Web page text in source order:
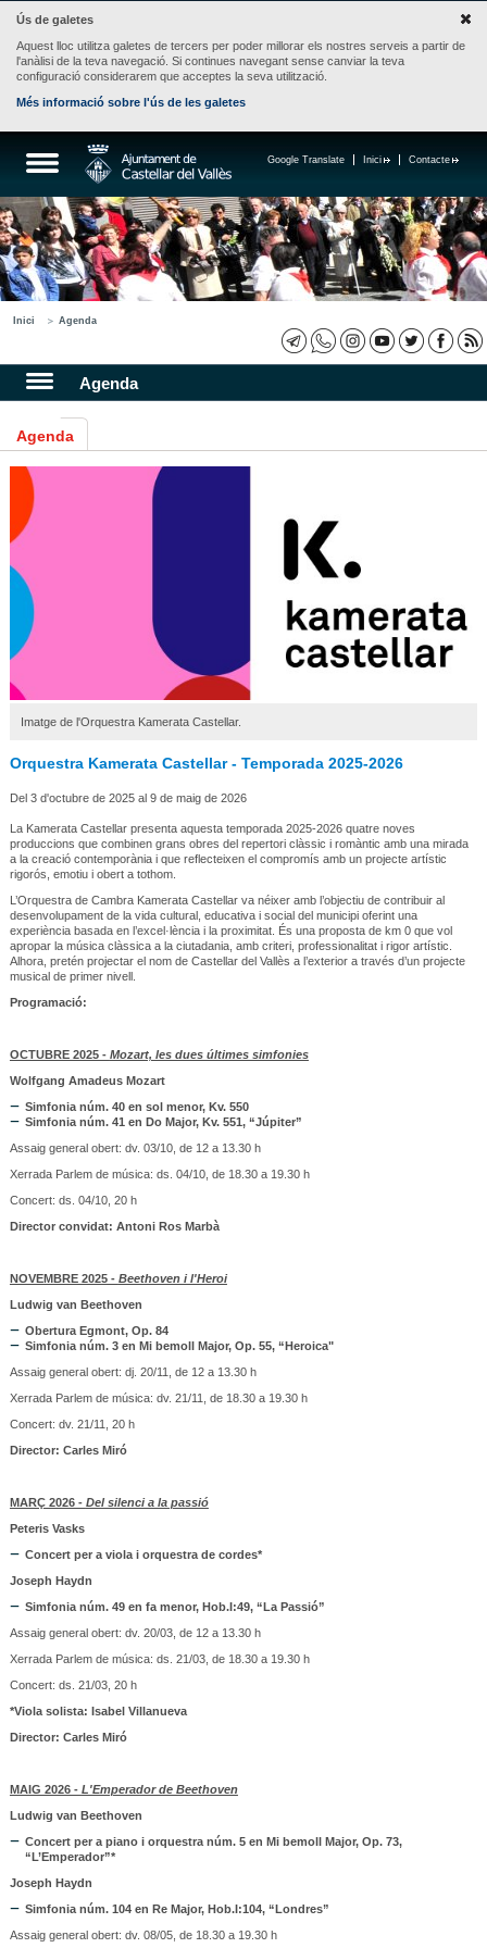
Ús de galetes
Aquest lloc utilitza galetes de tercers per poder millorar els nostres serveis a partir de
l'anàlisi de la teva navegació. Si continues navegant sense canviar la teva
configuració considerarem que acceptes la seva utilització.
Més informació sobre l'ús de les galetes
Contacte
Inici
Google Translate
Inici Agenda
Agenda
Agenda
Imatge de l'Orquestra Kamerata Castellar.
Orquestra Kamerata Castellar - Temporada 2025-2026
Del 3 d'octubre de 2025 al 9 de maig de 2026
La Kamerata Castellar presenta aquesta temporada 2025-2026 quatre noves
produccions que combinen grans obres del repertori clàssic i romàntic amb una mirada
a la creació contemporània i que reflecteixen el compromís amb un projecte artístic
rigorós, emotiu i obert a tothom.
L’Orquestra de Cambra Kamerata Castellar va néixer amb l’objectiu de contribuir al
desenvolupament de la vida cultural, educativa i social del municipi oferint una
experiència basada en l’excel·lència i la proximitat. És una proposta de km 0 que vol
apropar la música clàssica a la ciutadania, amb criteri, professionalitat i rigor artístic.
Alhora, pretén projectar el nom de Castellar del Vallès a l’exterior a través d’un projecte
musical de primer nivell.
Programació:
OCTUBRE 2025 - Mozart, les dues últimes simfonies
Wolfgang Amadeus Mozart
Simfonia núm. 40 en sol menor, Kv. 550
Simfonia núm. 41 en Do Major, Kv. 551, “Júpiter”
Assaig general obert: dv. 03/10, de 12 a 13.30 h
Xerrada Parlem de música: ds. 04/10, de 18.30 a 19.30 h
Concert: ds. 04/10, 20 h
Director convidat: Antoni Ros Marbà
NOVEMBRE 2025 - Beethoven i l'Heroi
Ludwig van Beethoven
Obertura Egmont, Op. 84
Simfonia núm. 3 en Mi bemoll Major, Op. 55, “Heroica"
Assaig general obert: dj. 20/11, de 12 a 13.30 h
Xerrada Parlem de música: dv. 21/11, de 18.30 a 19.30 h
Concert: dv. 21/11, 20 h
Director: Carles Miró
MARÇ 2026 - Del silenci a la passió
Peteris Vasks
Concert per a viola i orquestra de cordes*
Joseph Haydn
Simfonia núm. 49 en fa menor, Hob.I:49, “La Passió”
Assaig general obert: dv. 20/03, de 12 a 13.30 h
Xerrada Parlem de música: ds. 21/03, de 18.30 a 19.30 h
Concert: ds. 21/03, 20 h
*Viola solista: Isabel Villanueva
Director: Carles Miró
MAIG 2026 - L'Emperador de Beethoven
Ludwig van Beethoven
Concert per a piano i orquestra núm. 5 en Mi bemoll Major, Op. 73,
“L’Emperador”*
Joseph Haydn
Simfonia núm. 104 en Re Major, Hob.I:104, “Londres”
Assaig general obert: dv. 08/05, de 18.30 a 19.30 h